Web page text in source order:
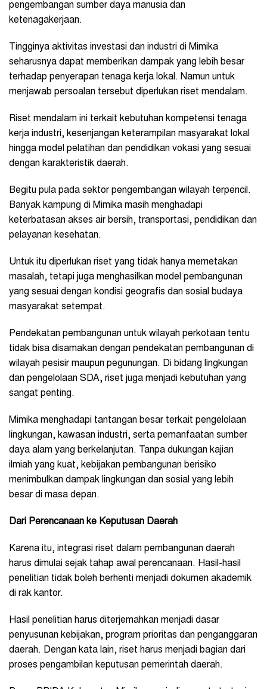
pengembangan sumber daya manusia dan
ketenagakerjaan.
Tingginya aktivitas investasi dan industri di Mimika
seharusnya dapat memberikan dampak yang lebih besar
terhadap penyerapan tenaga kerja lokal. Namun untuk
menjawab persoalan tersebut diperlukan riset mendalam.
Riset mendalam ini terkait kebutuhan kompetensi tenaga
kerja industri, kesenjangan keterampilan masyarakat lokal
hingga model pelatihan dan pendidikan vokasi yang sesuai
dengan karakteristik daerah.
Begitu pula pada sektor pengembangan wilayah terpencil.
Banyak kampung di Mimika masih menghadapi
keterbatasan akses air bersih, transportasi, pendidikan dan
pelayanan kesehatan.
Untuk itu diperlukan riset yang tidak hanya memetakan
masalah, tetapi juga menghasilkan model pembangunan
yang sesuai dengan kondisi geografis dan sosial budaya
masyarakat setempat.
Pendekatan pembangunan untuk wilayah perkotaan tentu
tidak bisa disamakan dengan pendekatan pembangunan di
wilayah pesisir maupun pegunungan. Di bidang lingkungan
dan pengelolaan SDA, riset juga menjadi kebutuhan yang
sangat penting.
Mimika menghadapi tantangan besar terkait pengelolaan
lingkungan, kawasan industri, serta pemanfaatan sumber
daya alam yang berkelanjutan. Tanpa dukungan kajian
ilmiah yang kuat, kebijakan pembangunan berisiko
menimbulkan dampak lingkungan dan sosial yang lebih
besar di masa depan.
Dari Perencanaan ke Keputusan Daerah
Karena itu, integrasi riset dalam pembangunan daerah
harus dimulai sejak tahap awal perencanaan. Hasil-hasil
penelitian tidak boleh berhenti menjadi dokumen akademik
di rak kantor.
Hasil penelitian harus diterjemahkan menjadi dasar
penyusunan kebijakan, program prioritas dan penganggaran
daerah. Dengan kata lain, riset harus menjadi bagian dari
proses pengambilan keputusan pemerintah daerah.